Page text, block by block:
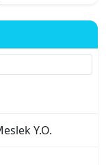
Y.O.